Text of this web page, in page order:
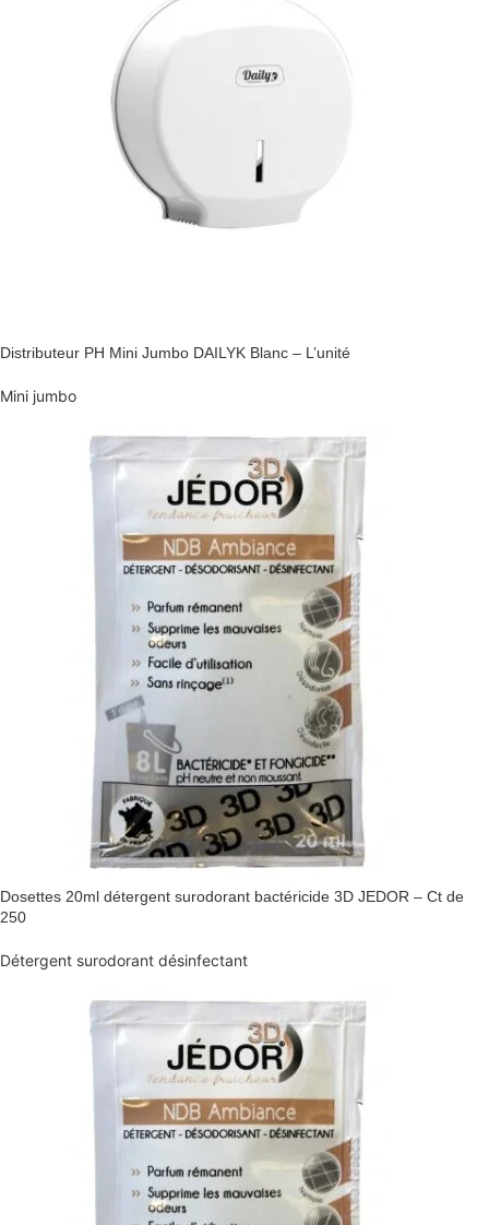
Distributeur PH Mini Jumbo DAILYK Blanc – L’unité
Mini jumbo
Dosettes 20ml détergent surodorant bactéricide 3D JEDOR – Ct de
250
Détergent surodorant désinfectant